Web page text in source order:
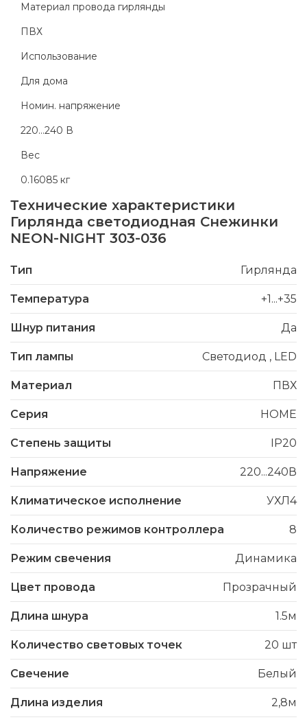
Материал провода гирлянды
ПВХ
Использование
Для дома
Номин. напряжение
220...240 В
Вес
0.16085 кг
Технические характеристики
Гирлянда светодиодная Снежинки
NEON-NIGHT 303-036
Тип Гирлянда
Температура +1...+35
Шнур питания Да
Тип лампы Светодиод , LED
Материал ПВХ
Серия HOME
Степень защиты IP20
Напряжение 220...240В
Климатическое исполнение УХЛ4
Количество режимов контроллера 8
Режим свечения Динамика
Цвет провода Прозрачный
Длина шнура 1.5м
Количество световых точек 20 шт
Свечение Белый
Длина изделия 2,8м